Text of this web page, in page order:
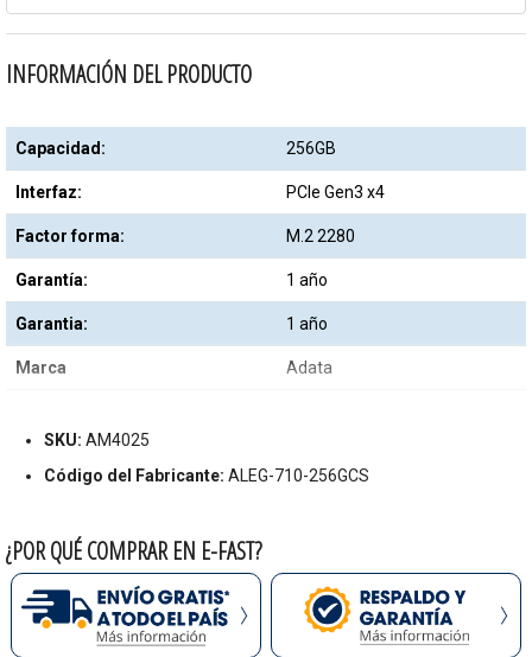
INFORMACIÓN DEL PRODUCTO
Capacidad: 256GB
Interfaz: PCIe Gen3 x4
Factor forma: M.2 2280
Garantía: 1 año
Garantia: 1 año
Marca Adata
SKU: AM4025
Código del Fabricante: ALEG-710-256GCS
¿POR QUÉ COMPRAR EN E-FAST?